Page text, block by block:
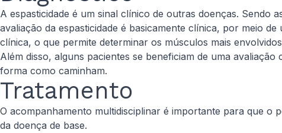
A espasticidade é um sinal clínico de outras doenças. Sendo
avaliação da espasticidade é basicamente clínica, por meio
clínica, o que permite determinar os músculos mais
Além disso, alguns pacientes se beneficiam de uma
forma como caminham.
Tratamento
O acompanhamento multidisciplinar é importante para que o
da doença de base.